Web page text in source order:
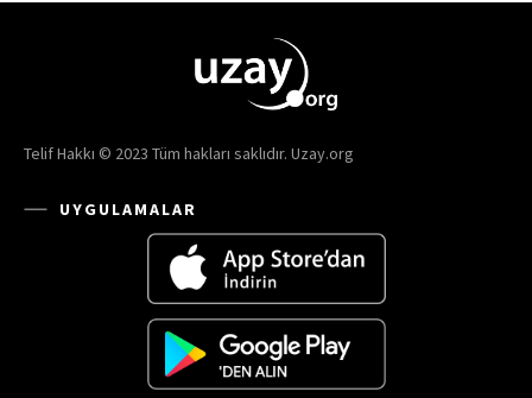
Telif Hakkı © 2023 Tüm hakları saklıdır. Uzay.org
UYGULAMALAR